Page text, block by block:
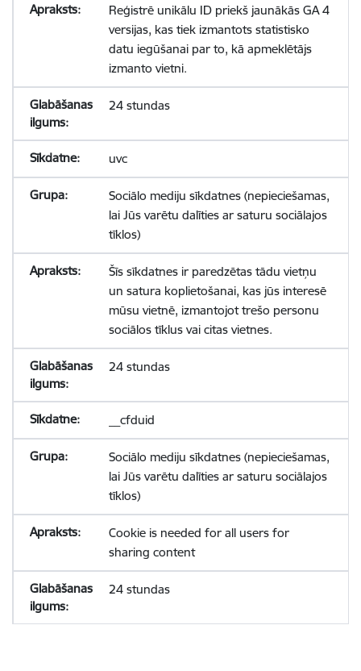
Reģistrē unikālu ID priekš jaunākās GA 4
versijas, kas tiek izmantots statistisko
datu iegūšanai par to, kā apmeklētājs
izmanto vietni.
24 stundas
uvc
Sociālo mediju sīkdatnes (nepieciešamas,
lai Jūs varētu dalīties ar saturu sociālajos
tīklos)
Šīs sīkdatnes ir paredzētas tādu vietņu
un satura koplietošanai, kas jūs interesē
mūsu vietnē, izmantojot trešo personu
sociālos tīklus vai citas vietnes.
24 stundas
__cfduid
Sociālo mediju sīkdatnes (nepieciešamas,
lai Jūs varētu dalīties ar saturu sociālajos
tīklos)
Cookie is needed for all users for
sharing content
24 stundas